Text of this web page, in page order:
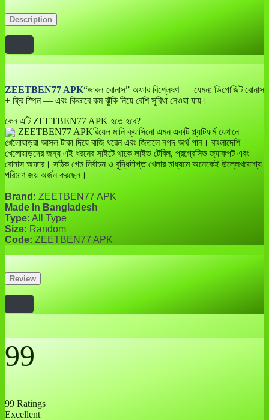
Description
ZEETBEN77 APK“ডাবল বোনাস” অফার বিশ্লেষণ — যেমন: ডিপোজিট বোনাস
+ ফ্রি স্পিন — এবং কিভাবে কম ঝুঁকি নিয়ে বেশি সুবিধা নেওয়া যায়।
কেন এটি ZEETBEN77 APK হতে হবে?
ZEETBEN77 APKরিয়েল মানি ক্যাসিনো এমন একটি প্ল্যাটফর্ম যেখানে
খেলোয়াড়রা আসল টাকা দিয়ে বাজি ধরেন এবং জিতলে নগদ অর্থ পান। বাংলাদেশি
খেলোয়াড়দের জন্য এই ধরনের সাইটে থাকে লাইভ টেবিল, প্রগ্রেসিভ জ্যাকপট এবং
বোনাস অফার। সঠিক গেম নির্বাচন ও বুদ্ধিদীপ্ত খেলার মাধ্যমে অনেকেই উল্লেখযোগ্য
পরিমাণ জয় অর্জন করছেন।
Brand: ZEETBEN77 APK
Made In Bangladesh
Type: All Type
Size: Random
Code: ZEETBEN77 APK
Review
99
99 Ratings
Excellent